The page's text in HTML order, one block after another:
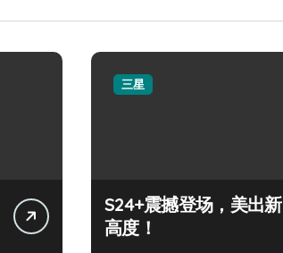
三星
S24+震撼登场，美出新
高度！